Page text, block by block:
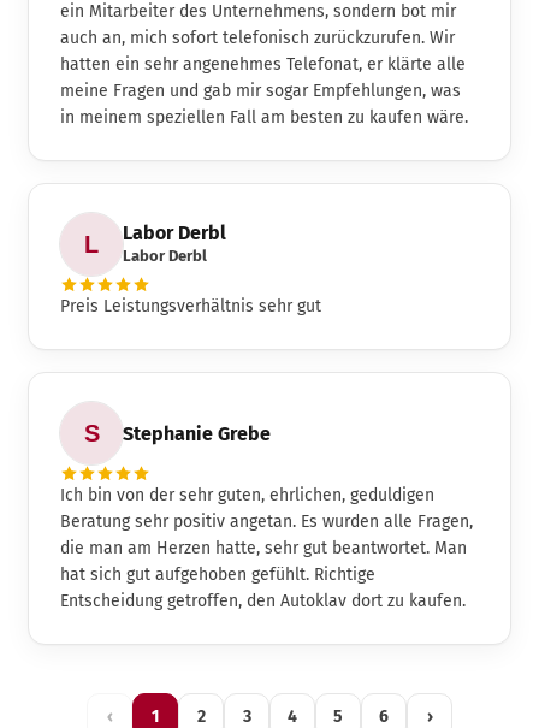
ein Mitarbeiter des Unternehmens, sondern bot mir
auch an, mich sofort telefonisch zurückzurufen. Wir
hatten ein sehr angenehmes Telefonat, er klärte alle
meine Fragen und gab mir sogar Empfehlungen, was
in meinem speziellen Fall am besten zu kaufen wäre.
Labor Derbl
Labor Derbl
Preis Leistungsverhältnis sehr gut
Stephanie Grebe
Ich bin von der sehr guten, ehrlichen, geduldigen
Beratung sehr positiv angetan. Es wurden alle Fragen,
die man am Herzen hatte, sehr gut beantwortet. Man
hat sich gut aufgehoben gefühlt. Richtige
Entscheidung getroffen, den Autoklav dort zu kaufen.
‹ 1 2 3 4 5 6 ›